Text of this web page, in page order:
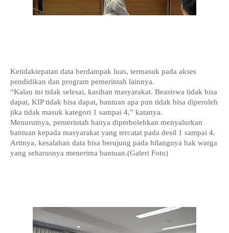
Ketidaktepatan data berdampak luas, termasuk pada akses
pendidikan dan program pemerintah lainnya.
“Kalau ini tidak selesai, kasihan masyarakat. Beasiswa tidak bisa
dapat, KIP tidak bisa dapat, bantuan apa pun tidak bisa diperoleh
jika tidak masuk kategori 1 sampai 4,” katanya.
Menurutnya, pemerintah hanya diperbolehkan menyalurkan
bantuan kepada masyarakat yang tercatat pada desil 1 sampai 4.
Artinya, kesalahan data bisa berujung pada hilangnya hak warga
yang seharusnya menerima bantuan.(Galeri Foto)